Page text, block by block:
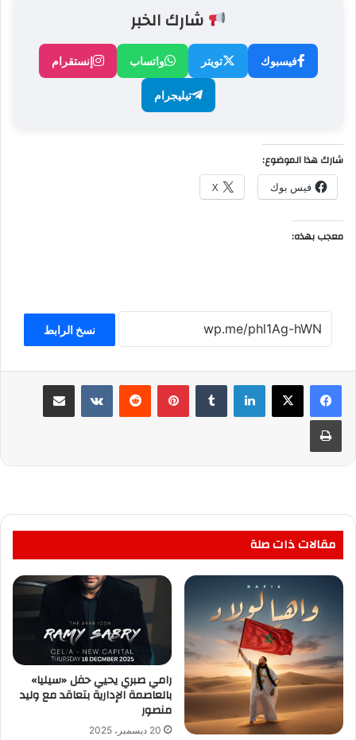
شارك الخبر
فيسبوك تويتر واتساب إنستقرام
تيليجرام
شارك هذا الموضوع:
فيس بوك X
معجب بهذه:
نسخ الرابط
لينكدإن بينتيريست مشاركة عبر البريد
طباعة
مقالات ذات صلة
رامي صبري يحيي حفل «سيليا»
بالعاصمة الإدارية بتعاقد مع وليد
منصور
20 ديسمبر، 2025